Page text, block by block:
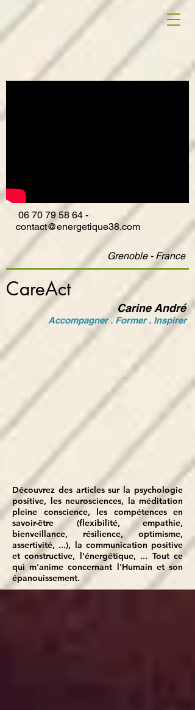
CareAct
Carine André
Accompagner . Former . Inspirer
06 70 79 58 64 -
contact@energetique38.com
Grenoble - France
Découvrez des articles sur la psychologie
positive, les neurosciences, la méditation
pleine conscience, les compétences en
savoir-être (flexibilité, empathie,
bienveillance, résilience, optimisme,
assertivité, ...), la communication positive
et constructive, l'énergétique, ... Tout ce
qui m'anime concernant l'Humain et son
épanouissement.